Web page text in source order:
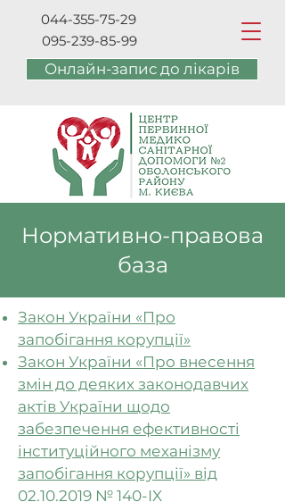
044-355-75-29
095-239-85-99
Онлайн-запис до лікарів
Нормативно-правова
база
Закон України «Про
запобігання корупції»
Закон України «Про внесення
змін до деяких законодавчих
актів України щодо
забезпечення ефективності
інституційного механізму
запобігання корупції» від
02.10.2019 № 140-IX